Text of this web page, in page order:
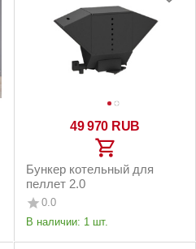
49 970 RUB
Бункер котельный для
пеллет 2.0
0.0
В наличии: 1 шт.